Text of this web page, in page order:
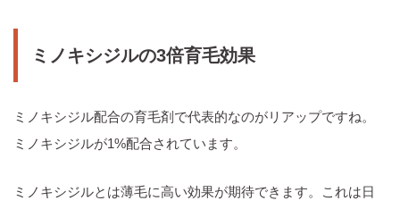
ミノキシジルの3倍育毛効果
ミノキシジル配合の育毛剤で代表的なのがリアップですね。
ミノキシジルが1%配合されています。
ミノキシジルとは薄毛に高い効果が期待できます。これは日